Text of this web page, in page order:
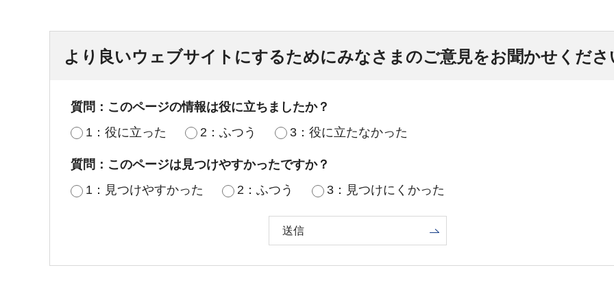
より良いウェブサイトにするためにみなさまのご意見をお聞かせくださ
質問：このページの情報は役に立ちましたか？
1：役に立った
2：ふつう 3：役に立たなかった
質問：このページは見つけやすかったですか？
1：見つけやすかった
2：ふつう 3：見つけにくかった